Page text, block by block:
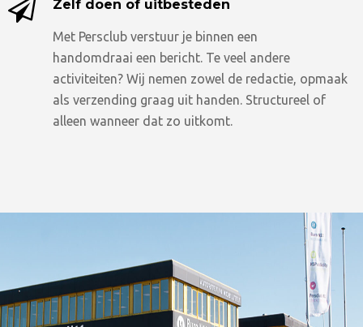
Zelf doen of uitbesteden
Met Persclub verstuur je binnen een
handomdraai een bericht. Te veel andere
activiteiten? Wij nemen zowel de redactie, opmaak
als verzending graag uit handen. Structureel of
alleen wanneer dat zo uitkomt.